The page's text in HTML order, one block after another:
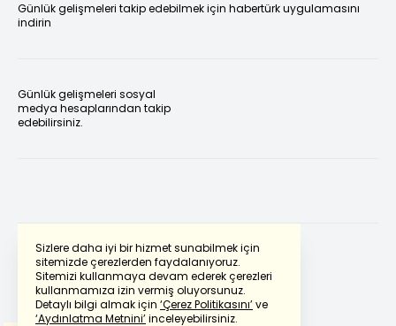
Sizlere daha iyi bir hizmet sunabilmek için
sitemizde çerezlerden faydalanıyoruz.
Sitemizi kullanmaya devam ederek çerezleri
kullanmamıza izin vermiş oluyorsunuz.
Detaylı bilgi almak için ‘Çerez Politikasını’ve
‘Aydınlatma Metnini’inceleyebilirsiniz.
Günlük gelişmeleri takip edebilmek için habertürk uygulamasını
indirin
Günlük gelişmeleri sosyal
medya hesaplarından takip
edebilirsiniz.
Powered by Translate